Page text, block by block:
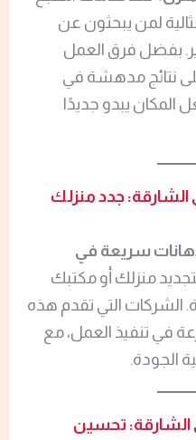
لمن يبحثون عن
بفضل فرق العمل
نتائج مدهشة في
يبدو جديدًا
جدد منزلك
سريعة في
منزلك أو مكتبك
الشركات التي تقدم هذه
في تنفيذ العمل، مع
الجودة.
تحسين